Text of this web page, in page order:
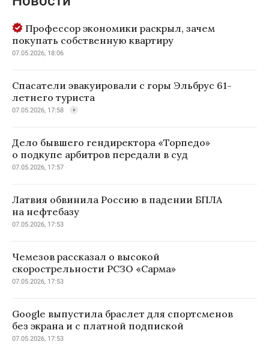
Профессор экономики раскрыл, зачем
покупать собственную квартиру
07.05.2026, 18:06
Спасатели эвакуировали с горы Эльбрус 61-
летнего туриста
07.05.2026, 17:58
Дело бывшего гендиректора «Торпедо»
о подкупе арбитров передали в суд
07.05.2026, 17:57
Латвия обвинила Россию в падении БПЛА
на нефтебазу
07.05.2026, 17:53
Чемезов рассказал о высокой
скорострельности РСЗО «Сарма»
07.05.2026, 17:53
Google выпустила браслет для спортсменов
без экрана и с платной подпиской
07.05.2026, 17:53